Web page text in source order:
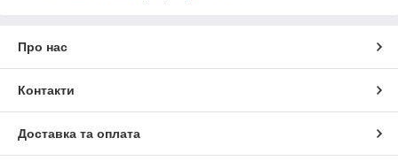
Про нас
Контакти
Доставка та оплата